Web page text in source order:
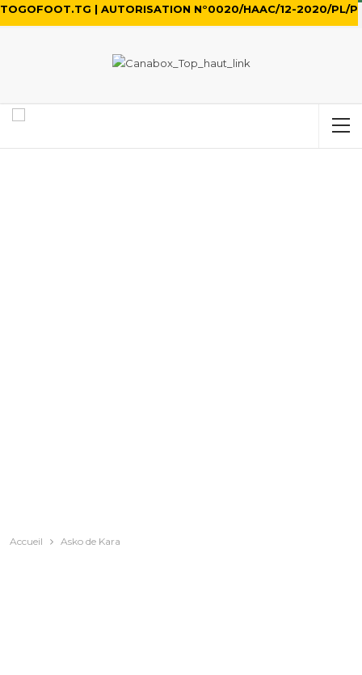
TOGOFOOT.TG | AUTORISATION N°0020/HAAC/12-2020/PL/P
Accueil Asko de Kara